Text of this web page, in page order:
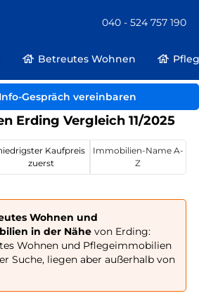
040 - 524 757 190
Betreutes Wohnen
Gespräch vereinbaren
Deutschland
Erding Vergleich 11/2025
Kaufpreis
zuerst
Immobilien-Name A-
Z
Wohnen und
in der Nähevon Erding:
Wohnen und Pflegeimmobilien
Suche, liegen aber außerhalb von